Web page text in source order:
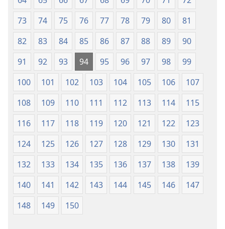
73
74 75 76 77 78 79 80
81
82
83 84 85 86 87 88 89
90
91
92 93 94 95 96 97 98
99
100
101 102 103 104 105 106
107
108
109 110 111 112 113 114
115
116
117 118 119 120 121 122
123
124
125 126 127 128 129 130
131
132
133 134 135 136 137 138
139
140
141 142 143 144 145 146
147
148
149 150